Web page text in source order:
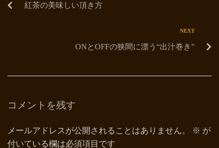
紅茶の美味しい頂き方
NEXT
ONとOFFの狭間に漂う“出汁巻き”
コメントを残す
メールアドレスが公開されることはありません。 ※ が
付いている欄は必須項目です